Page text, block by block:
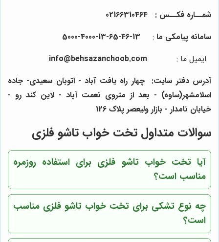
شمــاره فکــس :
02166310464
سامانه پیامکی ما :
13-46-65-13-4000-5000
ایمیل ما :
info@behsazanchoob.com
آدرس دفتر سایت: چهار راه یافت آباد - اتوبان سعیدی- جاده
اسلامشهر(ساوه) - بعد از متروی نعمت آباد - لاین کند رو -
خیابان نامدار - بازار ولیعصر پلاک 126
سوالات متداول تخت خواب تاشو فلزی
آیا تخت خواب تاشو فلزی برای استفاده روزمره
مناسب است؟
چه نوع تشکی برای تخت خواب تاشو فلزی مناسب
است؟